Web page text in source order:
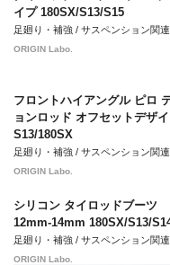
イプ 180SX/S13/S15
足廻り・補強 / サスペンション関連
ORIGIN Labo.
フロントハイアングル ピロ
ョンロッド オフセットデザ
S13/180SX
足廻り・補強 / サスペンション関連
ORIGIN Labo.
シリコン タイロッドブーツ
12mm-14mm 180SX/S13/
足廻り・補強 / サスペンション関連
ORIGIN Labo.